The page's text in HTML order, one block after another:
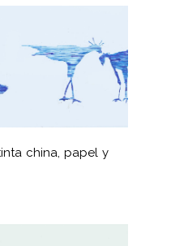
china, papel y